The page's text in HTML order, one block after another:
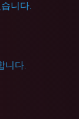
니다.
니다.